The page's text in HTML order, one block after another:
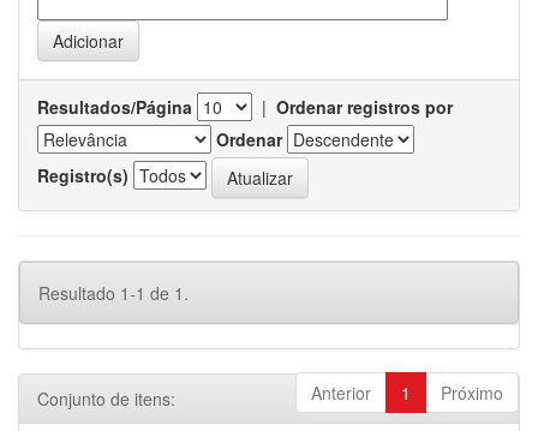
Resultados/Página | Ordenar registros por
Ordenar
Registro(s)
Resultado 1-1 de 1.
Anterior 1 Próximo
Conjunto de itens: